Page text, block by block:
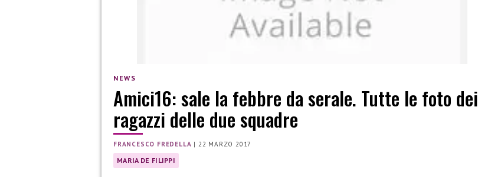
NEWS
Amici16: sale la febbre da serale. Tutte le foto dei
ragazzi delle due squadre
FRANCESCO FREDELLA | 22 MARZO 2017
MARIA DE FILIPPI